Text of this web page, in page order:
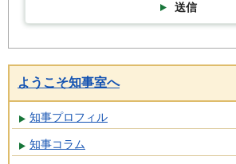
送信
ようこそ知事室へ
知事プロフィル
知事コラム